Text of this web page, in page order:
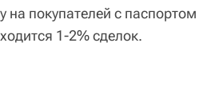
на покупателей с паспортом
1-2% сделок.